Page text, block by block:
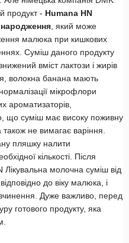
продукт - Humana HN
, який може
малюка при кишкових
Суміш даного продукту
вміст лактози і жирів
волокна банана мають
мікрофлори
ароматизаторів,
що суміш має високу поживну
також не вимагає варіння.
пляшку налити
кількості. Після
Лікувальна молочна суміш від
до віку малюка, і
Дуже важливо, перед
готового продукту, яка